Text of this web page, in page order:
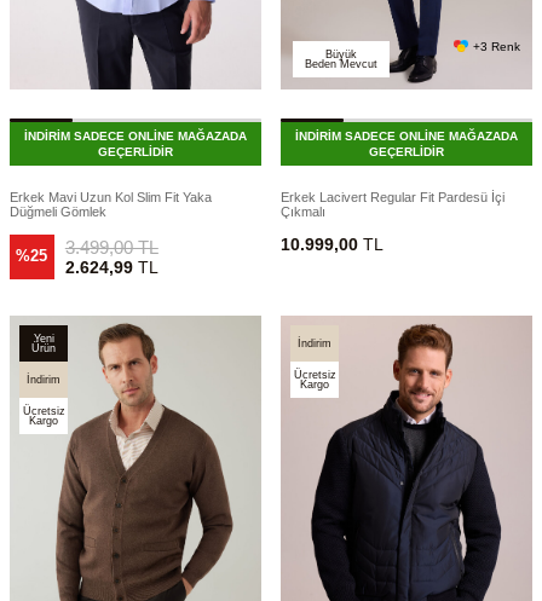
İNDİRİM SADECE ONLİNE MAĞAZADA
GEÇERLİDİR
Erkek Mavi Uzun Kol Slim Fit Yaka
Düğmeli Gömlek
%25 3.499,00TL
2.624,99TL
Büyük
Beden Mevcut
+3 Renk
İNDİRİM SADECE ONLİNE MAĞAZADA
GEÇERLİDİR
Erkek Lacivert Regular Fit Pardesü İçi
Çıkmalı
10.999,00 TL
Yeni
Ürün
İndirim
Ücretsiz
Kargo
İndirim
Ücretsiz
Kargo